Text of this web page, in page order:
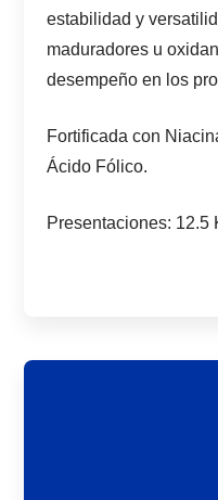
estabilidad y
maduradores u
desempeño en los
Fortificada con
Ácido Fólico.
Presentaciones: 12.5